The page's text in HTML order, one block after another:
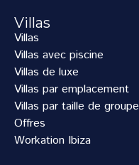
Villas
Villas
Villas avec piscine
Villas de luxe
Villas par emplacement
Villas par taille de groupe
Offres
Workation Ibiza